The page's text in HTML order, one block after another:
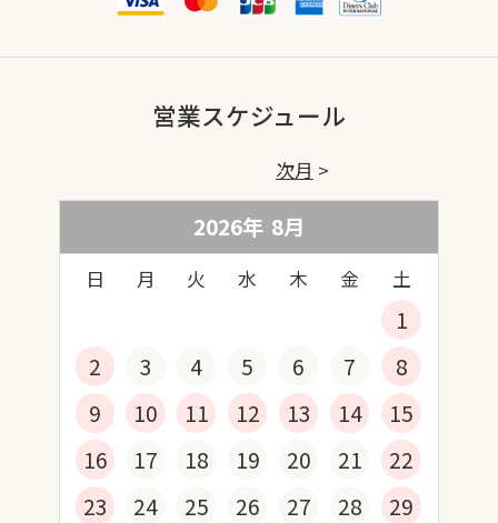
営業スケジュール
2026年 8月
日 月 火 水 木 金 土
1
2
3 4 5 6 7
8
9
10 11 12 13 14
15
16
17 18 19 20 21
22
23
24 25 26 27 28
29
次月